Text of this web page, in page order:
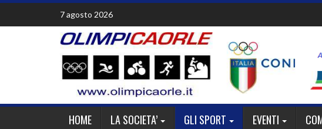
Skip
content
7 agosto 2026
HOME LA SOCIETA’ GLI SPORT EVENTI